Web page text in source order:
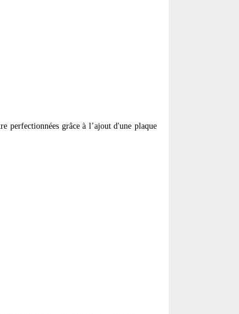
perfectionnées grâce à l’ajout d'une plaque